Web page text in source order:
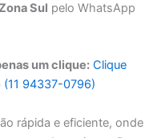
Sul pelo WhatsApp
um clique: Clique
(11 94337-0796)
rápida e eficiente, onde